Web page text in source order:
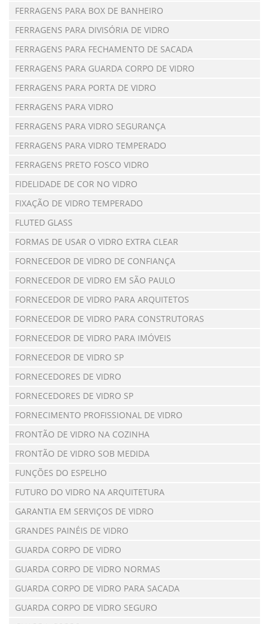
FERRAGENS PARA BOX DE BANHEIRO
FERRAGENS PARA DIVISÓRIA DE VIDRO
FERRAGENS PARA FECHAMENTO DE SACADA
FERRAGENS PARA GUARDA CORPO DE VIDRO
FERRAGENS PARA PORTA DE VIDRO
FERRAGENS PARA VIDRO
FERRAGENS PARA VIDRO SEGURANÇA
FERRAGENS PARA VIDRO TEMPERADO
FERRAGENS PRETO FOSCO VIDRO
FIDELIDADE DE COR NO VIDRO
FIXAÇÃO DE VIDRO TEMPERADO
FLUTED GLASS
FORMAS DE USAR O VIDRO EXTRA CLEAR
FORNECEDOR DE VIDRO DE CONFIANÇA
FORNECEDOR DE VIDRO EM SÃO PAULO
FORNECEDOR DE VIDRO PARA ARQUITETOS
FORNECEDOR DE VIDRO PARA CONSTRUTORAS
FORNECEDOR DE VIDRO PARA IMÓVEIS
FORNECEDOR DE VIDRO SP
FORNECEDORES DE VIDRO
FORNECEDORES DE VIDRO SP
FORNECIMENTO PROFISSIONAL DE VIDRO
FRONTÃO DE VIDRO NA COZINHA
FRONTÃO DE VIDRO SOB MEDIDA
FUNÇÕES DO ESPELHO
FUTURO DO VIDRO NA ARQUITETURA
GARANTIA EM SERVIÇOS DE VIDRO
GRANDES PAINÉIS DE VIDRO
GUARDA CORPO DE VIDRO
GUARDA CORPO DE VIDRO NORMAS
GUARDA CORPO DE VIDRO PARA SACADA
GUARDA CORPO DE VIDRO SEGURO